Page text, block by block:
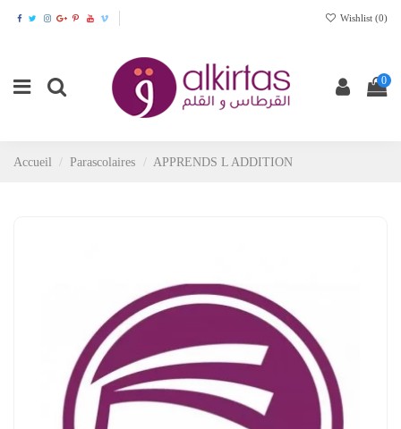
Wishlist (0)
0
Accueil Parascolaires APPRENDS L ADDITION